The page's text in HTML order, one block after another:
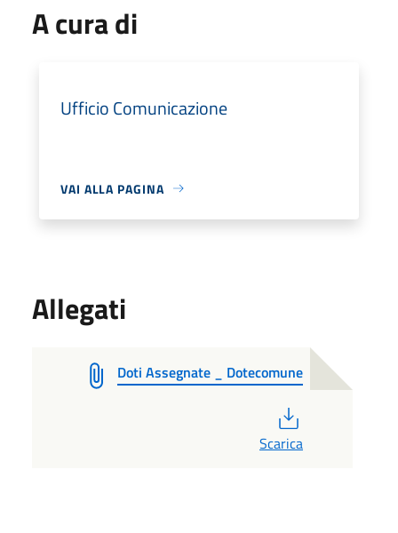
A cura di
Ufficio Comunicazione
VAI ALLA PAGINA
Allegati
Doti Assegnate _ Dotecomune
Scarica